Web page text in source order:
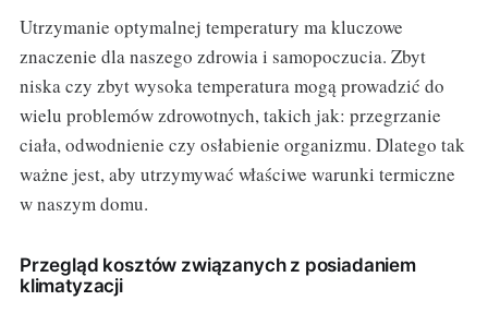
Utrzymanie optymalnej temperatury ma kluczowe
znaczenie dla naszego zdrowia i samopoczucia. Zbyt
niska czy zbyt wysoka temperatura mogą prowadzić do
wielu problemów zdrowotnych, takich jak: przegrzanie
ciała, odwodnienie czy osłabienie organizmu. Dlatego tak
ważne jest, aby utrzymywać właściwe warunki termiczne
w naszym domu.
Przegląd kosztów związanych z posiadaniem
klimatyzacji